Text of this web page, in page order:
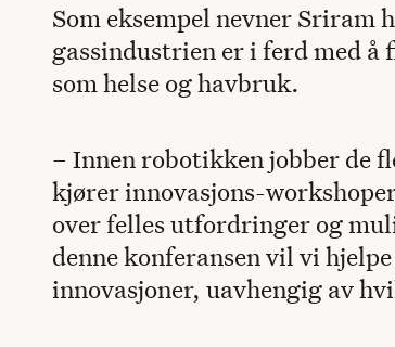
Som eksempel nevner
gassindustrien er i ferd med
som helse og havbruk.
– Innen robotikken jobber de
kjører innovasjons-
over felles utfordringer og
denne konferansen vil vi
innovasjoner, uavhengig av